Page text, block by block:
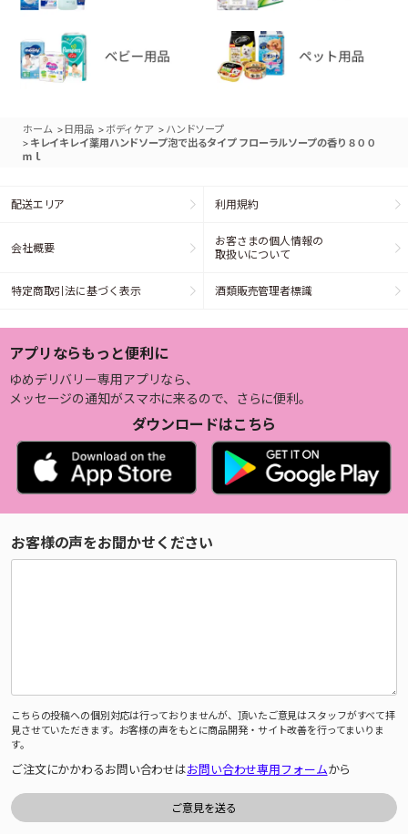
ホーム > 日用品 > ボディケア > ハンドソープ
> キレイキレイ薬用ハンドソープ泡で出るタイプ フローラルソープの香り８００
ｍｌ
配送エリア 利用規約
会社概要
お客さまの個人情報の
取扱いについて
特定商取引法に基づく表示 酒類販売管理者標識
アプリならもっと便利に
ゆめデリバリー専用アプリなら、
メッセージの通知がスマホに来るので、さらに便利。
ダウンロードはこちら
お客様の声をお聞かせください
こちらの投稿への個別対応は行っておりませんが、頂いたご意見はスタッフがすべて拝
見させていただきます。お客様の声をもとに商品開発・サイト改善を行ってまいりま
す。
ご注文にかかわるお問い合わせはお問い合わせ専用フォームから